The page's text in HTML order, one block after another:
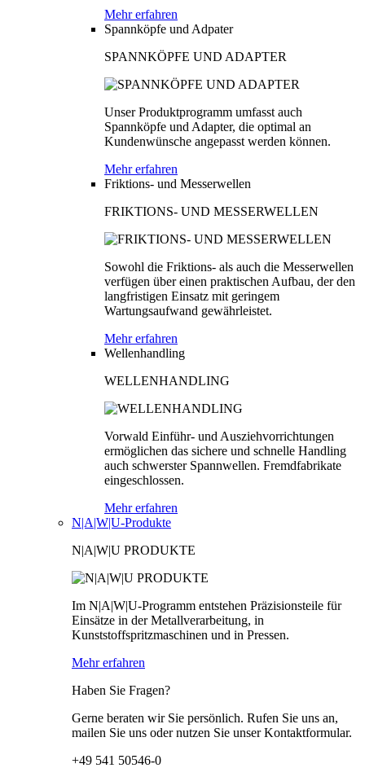
Mehr erfahren
Spannköpfe und Adpater
SPANNKÖPFE UND ADAPTER
Unser Produktprogramm umfasst auch
Spannköpfe und Adapter, die optimal an
Kundenwünsche angepasst werden können.
Mehr erfahren
Friktions- und Messerwellen
FRIKTIONS- UND MESSERWELLEN
Sowohl die Friktions- als auch die Messerwellen
verfügen über einen praktischen Aufbau, der den
langfristigen Einsatz mit geringem
Wartungsaufwand gewährleistet.
Mehr erfahren
Wellenhandling
WELLENHANDLING
Vorwald Einführ- und Ausziehvorrichtungen
ermöglichen das sichere und schnelle Handling
auch schwerster Spannwellen. Fremdfabrikate
eingeschlossen.
Mehr erfahren
N|A|W|U-Produkte
N|A|W|U PRODUKTE
Im N|A|W|U-Programm entstehen Präzisionsteile für
Einsätze in der Metallverarbeitung, in
Kunststoffspritzmaschinen und in Pressen.
Mehr erfahren
Haben Sie Fragen?
Gerne beraten wir Sie persönlich. Rufen Sie uns an,
mailen Sie uns oder nutzen Sie unser Kontaktformular.
+49 541 50546-0